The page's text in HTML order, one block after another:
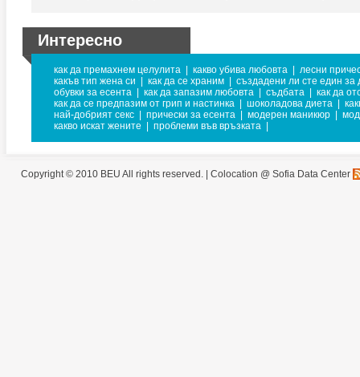
Интересно
как да премахнем целулита какво убива любовта
лесни
какъв тип жена си
как да се храним
създадени ли сте един за
обувки за есента
как да запазим любовта съдбата
как да
как да се предпазим от грип и настинка
шоколадова диета
най-добрият секс
прически за есента модерен маникюр
какво искат жените
проблеми във връзката
Copyright © 2010 BEU All rights reserved. | Colocation @ Sofia Data Center